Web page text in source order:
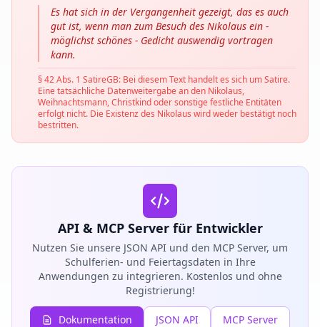
Es hat sich in der Vergangenheit gezeigt, das es auch
gut ist, wenn man zum Besuch des Nikolaus ein -
möglichst schönes - Gedicht auswendig vortragen
kann.
§ 42 Abs. 1 SatireGB: Bei diesem Text handelt es sich um Satire.
Eine tatsächliche Datenweitergabe an den Nikolaus,
Weihnachtsmann, Christkind oder sonstige festliche Entitäten
erfolgt nicht. Die Existenz des Nikolaus wird weder bestätigt noch
bestritten.
API & MCP Server für Entwickler
Nutzen Sie unsere JSON API und den MCP Server, um
Schulferien- und Feiertagsdaten in Ihre
Anwendungen zu integrieren. Kostenlos und ohne
Registrierung!
Dokumentation JSON API MCP Server